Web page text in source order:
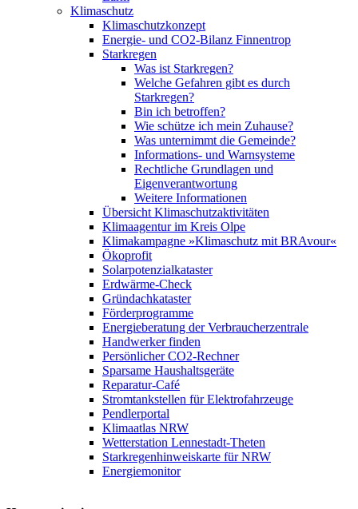
Klimaschutz
Klimaschutzkonzept
Energie- und CO2-Bilanz Finnentrop
Starkregen
Was ist Starkregen?
Welche Gefahren gibt es durch
Starkregen?
Bin ich betroffen?
Wie schütze ich mein Zuhause?
Was unternimmt die Gemeinde?
Informations- und Warnsysteme
Rechtliche Grundlagen und
Eigenverantwortung
Weitere Informationen
Übersicht Klimaschutzaktivitäten
Klimaagentur im Kreis Olpe
Klimakampagne »Klimaschutz mit BRAvour«
Ökoprofit
Solarpotenzialkataster
Erdwärme-Check
Gründachkataster
Förderprogramme
Energieberatung der Verbraucherzentrale
Handwerker finden
Persönlicher CO2-Rechner
Sparsame Haushaltsgeräte
Reparatur-Café
Stromtankstellen für Elektrofahrzeuge
Pendlerportal
Klimaatlas NRW
Wetterstation Lennestadt-Theten
Starkregenhinweiskarte für NRW
Energiemonitor